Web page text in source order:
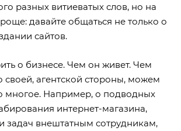
разных витиеватых слов, но на
давайте общаться не только о
сайтов.
о бизнесе. Чем он живет. Чем
агентской стороны, можем
многое. Например, о подводных
интернет-магазина,
задач внештатным сотрудникам,